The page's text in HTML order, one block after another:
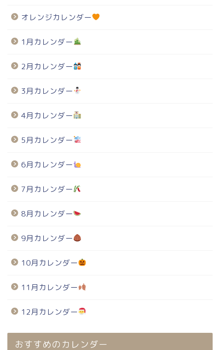
オレンジカレンダー
1月カレンダー
2月カレンダー
3月カレンダー
4月カレンダー
5月カレンダー
6月カレンダー
7月カレンダー
8月カレンダー
9月カレンダー
10月カレンダー
11月カレンダー
12月カレンダー
おすすめのカレンダー